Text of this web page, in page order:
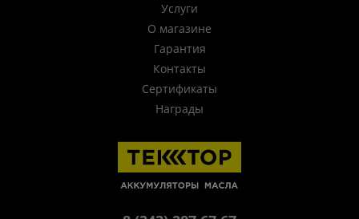
Услуги
О магазине
Гарантия
Контакты
Сертификаты
Награды